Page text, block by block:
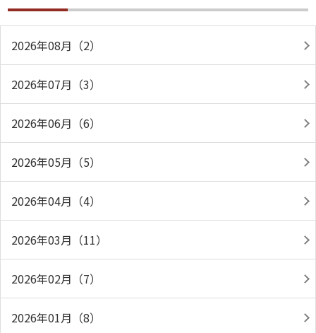
2026年08月（2）
2026年07月（3）
2026年06月（6）
2026年05月（5）
2026年04月（4）
2026年03月（11）
2026年02月（7）
2026年01月（8）